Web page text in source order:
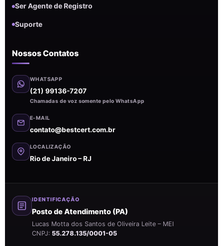
Ser Agente de Registro
Suporte
Nossos Contatos
WHATSAPP
(21) 99136-7207
Chamadas de voz somente pelo WhatsApp
E-MAIL
contato@bestcert.com.br
LOCALIZAÇÃO
Rio de Janeiro – RJ
IDENTIFICAÇÃO
Posto de Atendimento (PA)
Lucas Motta dos Santos de Oliveira Leite – MEI
CNPJ: 55.278.135/0001-05